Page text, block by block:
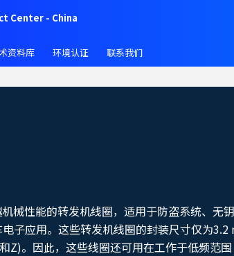
Center - China
资料库 环境认证 联系我们
械性能的转发机线圈，适用于防盗系统、无
子应用。这些转发机线圈的封装尺寸仅为3.2
Z)。因此，这些线圈还可用在工作于低频范